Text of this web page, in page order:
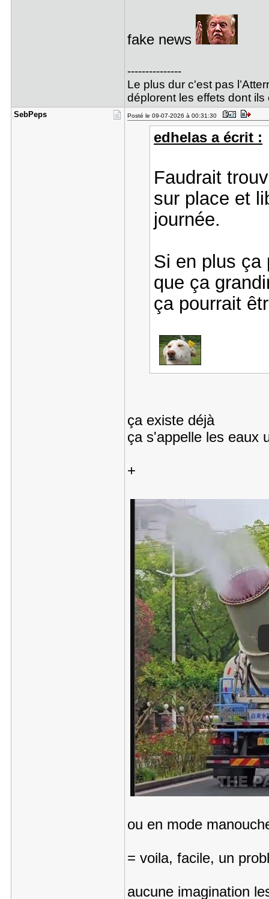
fake news
---------------
Le plus dur c'est pas
déplorent les effets dont
SebPeps Posté le 09-07-2026 à 00:31:30
edhelas a écrit :
Faudrait
sur place et
journée.
Si en plus ça
que ça
ça pourrait
ça existe déjà
ça s'appelle les eaux
+
ou en mode
= voila, facile, un
aucune imagination